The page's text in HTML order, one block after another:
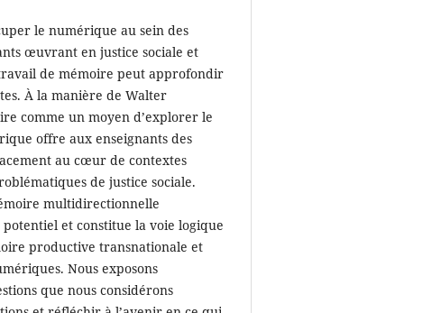
le numérique au sein des
œuvrant en justice sociale et
de mémoire peut approfondir
À la manière de Walter
comme un moyen d’explorer le
offre aux enseignants des
au cœur de contextes
de justice sociale.
multidirectionnelle
et constitue la voie logique
productive transnationale et
Nous exposons
que nous considérons